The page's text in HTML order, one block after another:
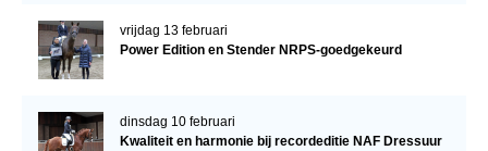
vrijdag 13 februari
Power Edition en Stender NRPS-goedgekeurd
dinsdag 10 februari
Kwaliteit en harmonie bij recordeditie NAF Dressuur